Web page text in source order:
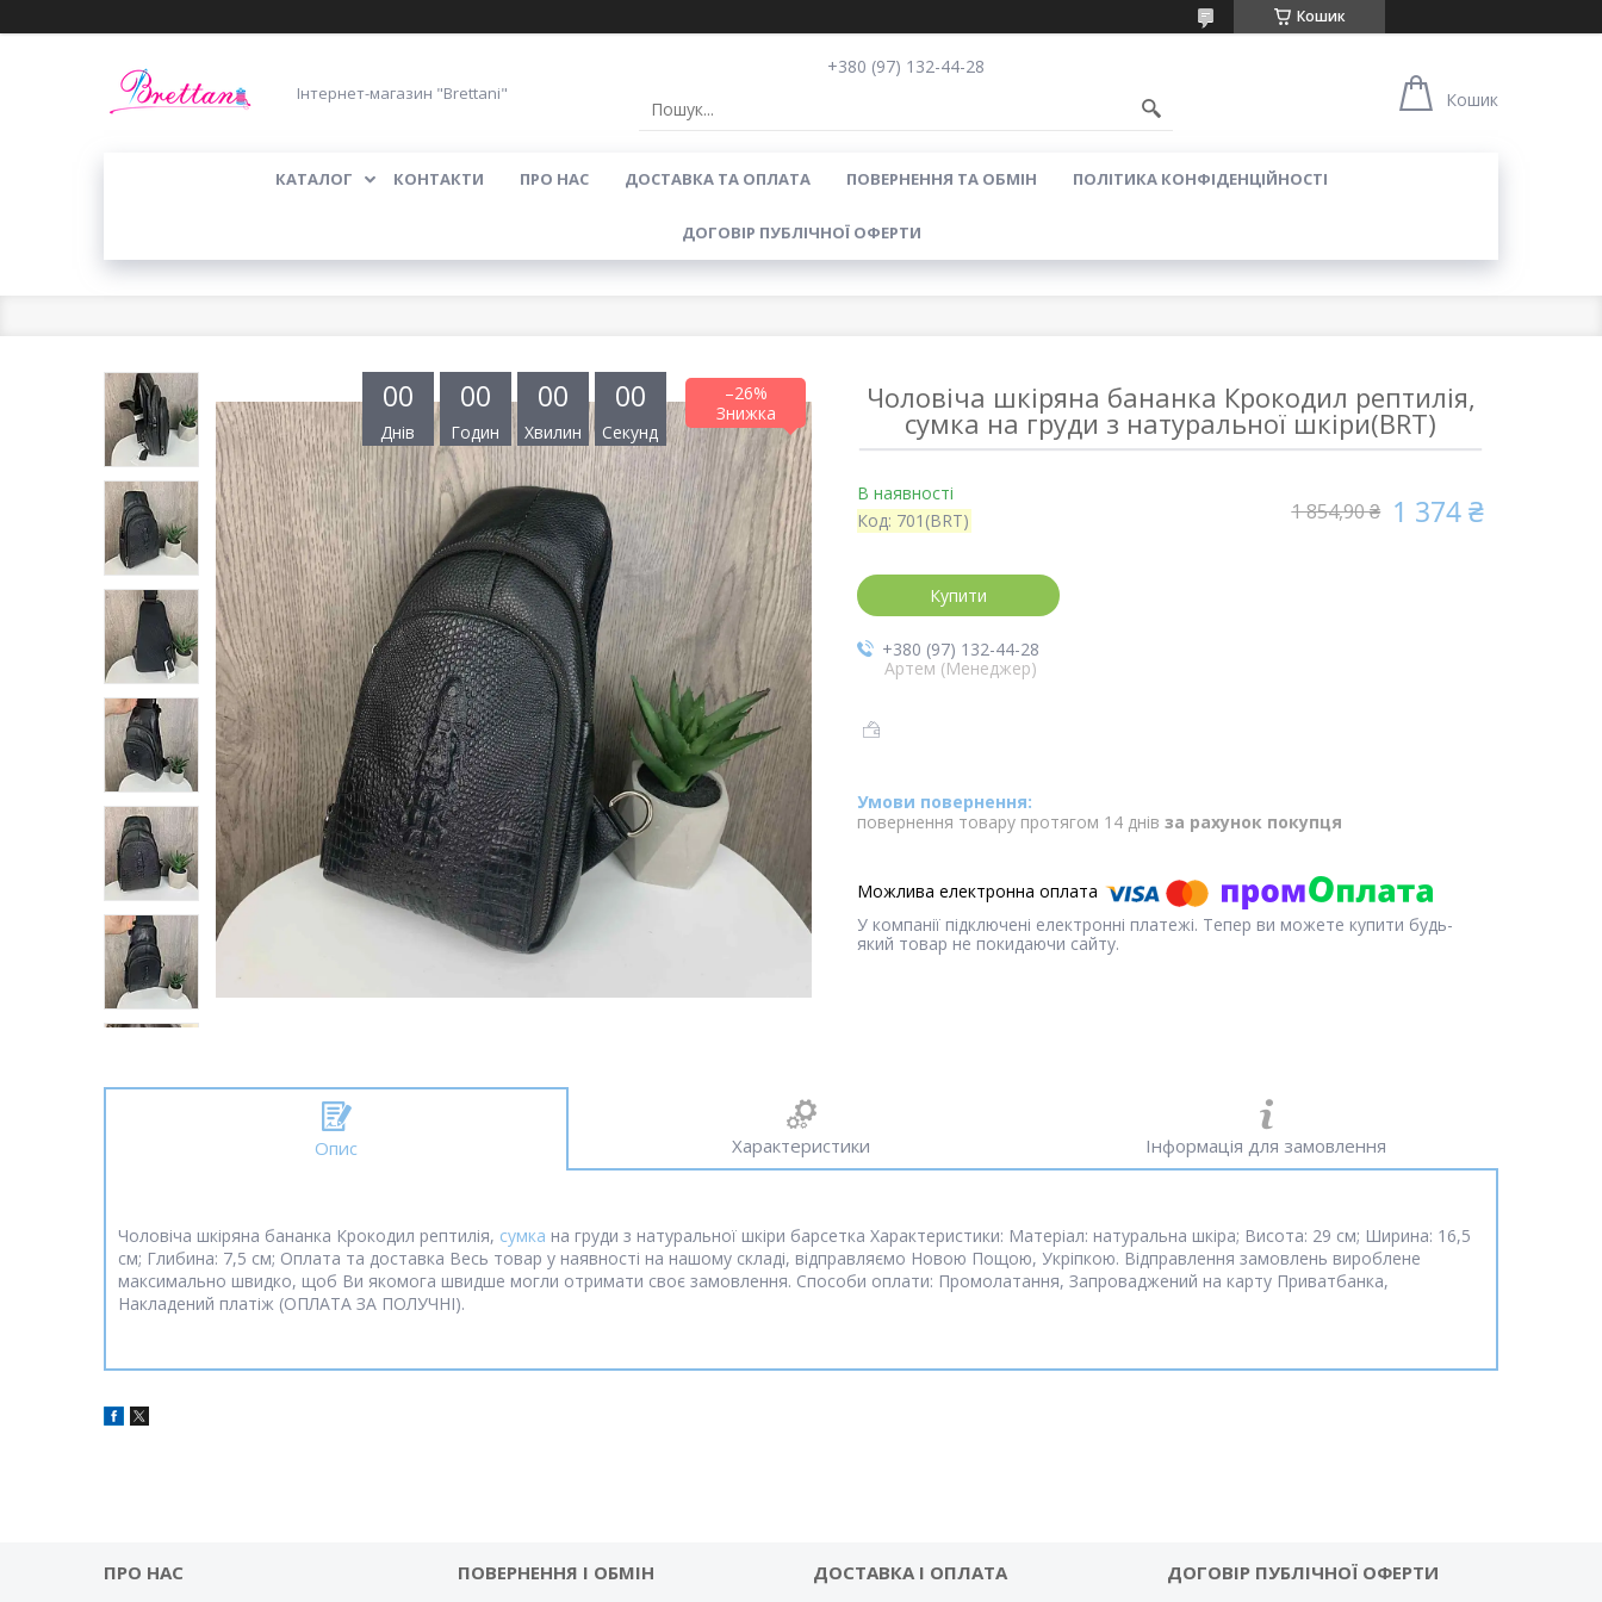
Кошик
Інтернет-магазин "Brettani"
+380 (97) 132-44-28
Кошик
КАТАЛОГ КОНТАКТИ ПРО НАС ДОСТАВКА ТА ОПЛАТА ПОВЕРНЕННЯ ТА ОБМІН ПОЛІТИКА КОНФІДЕНЦІЙНОСТІ
ДОГОВІР ПУБЛІЧНОЇ ОФЕРТИ
–26%
00
Днів
00
Годин
00
Хвилин
00
Секунд
Чоловіча шкіряна бананка Крокодил рептилія,
сумка на груди з натуральної шкіри(BRT)
В наявності
Код: 701(BRT) 1 854,90 ₴ 1 374 ₴
Купити
+380 (97) 132-44-28
Артем (Менеджер)
повернення товару протягом 14 днів за рахунок покупця
У компанії підключені електронні платежі. Тепер ви можете купити будь-
який товар не покидаючи сайту.
Опис Характеристики Інформація для замовлення
Чоловіча шкіряна бананка Крокодил рептилія, сумка на груди з натуральної шкіри барсетка Характеристики: Матеріал: натуральна шкіра; Висота: 29 см; Ширина: 16,5
см; Глибина: 7,5 см; Оплата та доставка Весь товар у наявності на нашому складі, відправляємо Новою Пощою, Укріпкою. Відправлення замовлень вироблене
максимально швидко, щоб Ви якомога швидше могли отримати своє замовлення. Способи оплати: Промолатання, Запроваджений на карту Приватбанка,
Накладений платіж (ОПЛАТА ЗА ПОЛУЧНІ).
ПРО НАС ПОВЕРНЕННЯ І ОБМІН ДОСТАВКА І ОПЛАТА ДОГОВІР ПУБЛІЧНОЇ ОФЕРТИ